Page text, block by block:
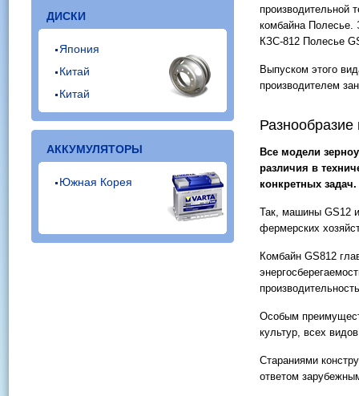
ДИСКИ
Япония
Китай
Китай
АККУМУЛЯТОРЫ
Южная Корея
производительной
комбайна Полесье.
КЗС-812 Полесье
Выпуском этого
производителем
Все модели
различия в
конкретных задач.
Так, машины GS12
фермерских
Комбайн GS812
Особым
культур, всех
Стараниями
ответом